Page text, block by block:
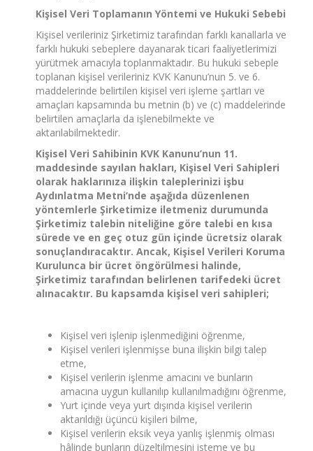
Kişisel Veri Toplamanın Yöntemi ve Hukuki Sebebi
Kişisel verileriniz Şirketimiz tarafından farklı kanallarla ve
farklı hukuki sebeplere dayanarak ticari faaliyetlerimizi
yürütmek amacıyla toplanmaktadır. Bu hukuki sebeple
toplanan kişisel verileriniz KVK Kanunu’nun 5. ve 6.
maddelerinde belirtilen kişisel veri işleme şartları ve
amaçları kapsamında bu metnin (b) ve (c) maddelerinde
belirtilen amaçlarla da işlenebilmekte ve
aktarılabilmektedir.
Kişisel Veri Sahibinin KVK Kanunu’nun 11.
maddesinde sayılan hakları, Kişisel Veri Sahipleri
olarak haklarınıza ilişkin taleplerinizi işbu
Aydınlatma Metni’nde aşağıda düzenlenen
yöntemlerle Şirketimize iletmeniz durumunda
Şirketimiz talebin niteliğine göre talebi en kısa
sürede ve en geç otuz gün içinde ücretsiz olarak
sonuçlandıracaktır. Ancak, Kişisel Verileri Koruma
Kurulunca bir ücret öngörülmesi halinde,
Şirketimiz tarafından belirlenen tarifedeki ücret
alınacaktır. Bu kapsamda kişisel veri sahipleri;
Kişisel veri işlenip işlenmediğini öğrenme,
Kişisel verileri işlenmişse buna ilişkin bilgi talep
etme,
Kişisel verilerin işlenme amacını ve bunların
amacına uygun kullanılıp kullanılmadığını öğrenme,
Yurt içinde veya yurt dışında kişisel verilerin
aktarıldığı üçüncü kişileri bilme,
Kişisel verilerin eksik veya yanlış işlenmiş olması
hâlinde bunların düzeltilmesini isteme ve bu